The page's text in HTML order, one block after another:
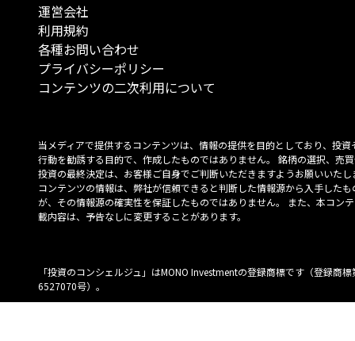
運営会社
利用規約
各種お問い合わせ
プライバシーポリシー
コンテンツの二次利用について
当メディアで提供するコンテンツは、情報の提供を目的としており、投資
行動を勧誘する目的で、作成したものではありません。 銘柄の選択、売
投資の最終決定は、お客様ご自身でご判断いただきますようお願いいたし
コンテンツの情報は、弊社が信頼できると判断した情報源から入手したも
が、その情報源の確実性を保証したものではありません。 また、本コン
載内容は、予告なしに変更することがあります。
「投資のコンシェルジュ」はMONO Investmentの登録商標です（登録商標
6527070号）。